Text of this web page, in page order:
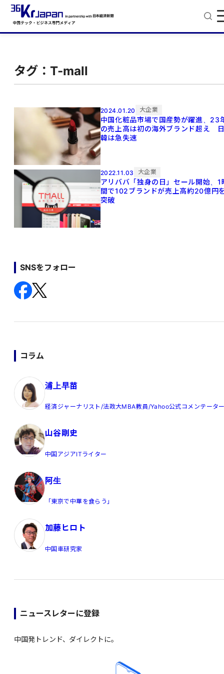
タグ：T-mall
2024.01.20 大企業
中国化粧品市場で国産勢が躍進、23
の売上高は初の海外ブランド超え
韓は急失速
2022.11.03 大企業
アリババ「独身の日」セール開始、1
間で102ブランドが売上高約20億円
突破
SNSをフォロー
コラム
浦上早苗
経済ジャーナリスト/法政大MBA教員/Yahoo公式コメンテータ
山谷剛史
中国アジアITライター
阿生
「東京で中華を食らう」
加藤ヒロト
中国車研究家
ニュースレターに登録
中国発トレンド、ダイレクトに。